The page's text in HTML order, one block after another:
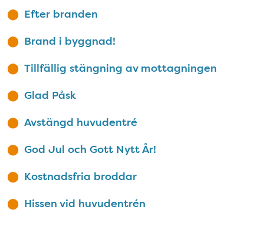
Efter branden
Brand i byggnad!
Tillfällig stängning av mottagningen
Glad Påsk
Avstängd huvudentré
God Jul och Gott Nytt År!
Kostnadsfria broddar
Hissen vid huvudentrén